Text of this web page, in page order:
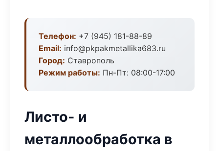
Телефон: +7 (945) 181-88-89
Email: info@pkpakmetallika683.ru
Город: Ставрополь
Режим работы: Пн-Пт: 08:00-17:00
Листо- и
металлообработка в